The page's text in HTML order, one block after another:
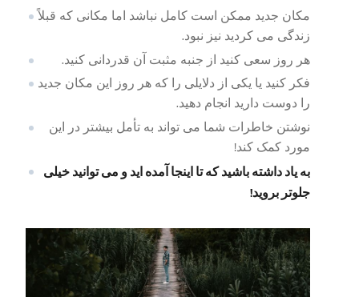
مکان جدید ممکن است کامل نباشد اما مکانی که قبلاً
زندگی می کردید نیز نبود.
هر روز سعی کنید از جنبه مثبت آن قدردانی کنید.
فکر کنید یا یکی از دلایلی را که هر روز این مکان جدید
را دوست دارید انجام دهید.
نوشتن خاطرات شما می تواند به تأمل بیشتر در این
مورد کمک کند!
به یاد داشته باشید که تا اینجا آمده اید و می توانید خیلی
جلوتر بروید!